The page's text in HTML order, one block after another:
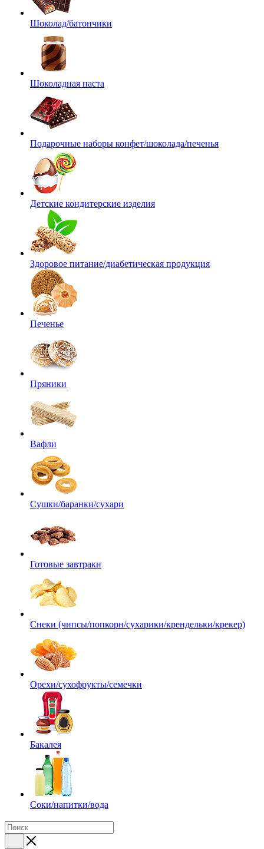
Шоколад/батончики
Шоколадная паста
Подарочные наборы конфет/шоколада/печенья
Детские кондитерские изделия
Здоровое питание/диабетическая продукция
Печенье
Пряники
Вафли
Сушки/баранки/сухари
Готовые завтраки
Снеки (чипсы/попкорн/сухарики/крендельки/крекер)
Орехи/сухофрукты/семечки
Бакалея
Соки/напитки/вода